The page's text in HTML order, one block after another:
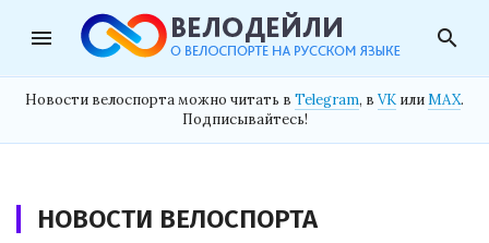
menu search
Новости велоспорта можно читать в Telegram, в VK илиMAX.
Подписывайтесь!
НОВОСТИ ВЕЛОСПОРТА